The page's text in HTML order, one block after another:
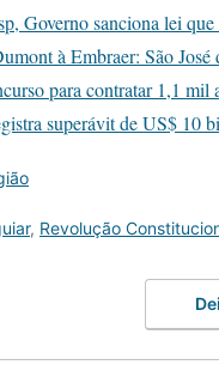
Governo sanciona lei
à Embraer: São
para contratar 1,1 mil
superávit de US$ 10
, Revolução